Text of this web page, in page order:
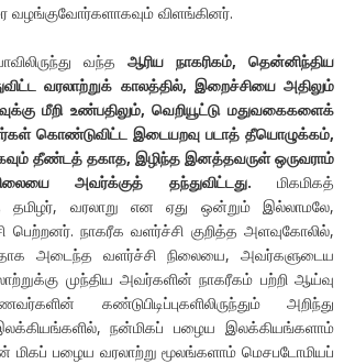
வழங்குவோர்களாகவும் விளங்கினர்.
வந்தஆரிய நாகரிகம், தென்னிந்திய
வரலாற்றுக் காலத்தில், இறைச்சியை அதிலும்
மீறி உண்பதிலும், வெறியூட்டு மதுவகைகளைக்
கொண்டுவிட்ட இடையறவு படாத் தீயொழுக்கம்,
தீண்டத் தகாத, இழிந்த இனத்தவருள் ஒருவராம்
அவர்க்குத் தந்துவிட்டது.மிகமிகத்
வரலாறு என ஏது ஒன்றும் இல்லாமலே,
நாகரீக வளர்ச்சி குறித்த அளவுகோலில்,
அடைந்த வளர்ச்சி நிலையை, அவர்களுடைய
முந்திய அவர்களின் நாகரீகம் பற்றி ஆய்வு
கண்டுபிடிப்புகளிலிருந்தும் அறிந்து
நன்மிகப் பழைய இலக்கியங்களாம்
மிகப் பழைய வரலாற்று மூலங்களாம் மெசபடோமியப்